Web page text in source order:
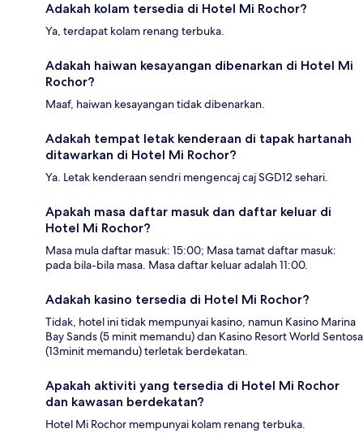
Adakah kolam tersedia di Hotel Mi Rochor?
Ya, terdapat kolam renang terbuka.
Adakah haiwan kesayangan dibenarkan di Hotel Mi
Rochor?
Maaf, haiwan kesayangan tidak dibenarkan.
Adakah tempat letak kenderaan di tapak hartanah
ditawarkan di Hotel Mi Rochor?
Ya. Letak kenderaan sendri mengencaj caj SGD12 sehari.
Apakah masa daftar masuk dan daftar keluar di
Hotel Mi Rochor?
Masa mula daftar masuk: 15:00; Masa tamat daftar masuk:
pada bila-bila masa. Masa daftar keluar adalah 11:00.
Adakah kasino tersedia di Hotel Mi Rochor?
Tidak, hotel ini tidak mempunyai kasino, namun Kasino Marina
Bay Sands (5 minit memandu) dan Kasino Resort World Sentosa
(13minit memandu) terletak berdekatan.
Apakah aktiviti yang tersedia di Hotel Mi Rochor
dan kawasan berdekatan?
Hotel Mi Rochor mempunyai kolam renang terbuka.